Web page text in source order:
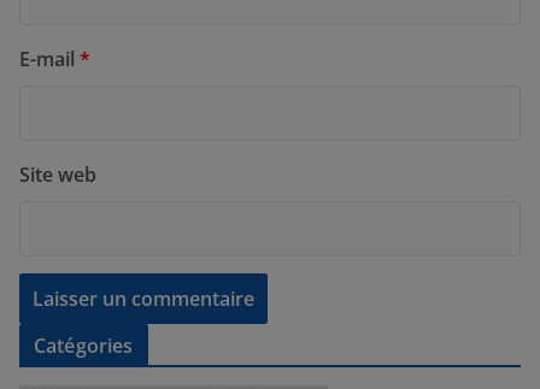
E-mail *
Site web
Catégories